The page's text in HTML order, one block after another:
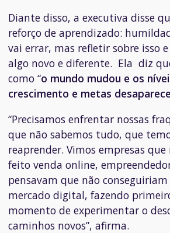
Diante disso, a executiva disse
reforço de aprendizado:
vai errar, mas refletir sobre isso
algo novo e diferente. Ela diz
como “o mundo mudou e os
crescimento e metas
“Precisamos enfrentar nossas
que não sabemos tudo, que
reaprender. Vimos empresas
feito venda online,
pensavam que não
mercado digital, fazendo
momento de experimentar o
caminhos novos”, afirma.